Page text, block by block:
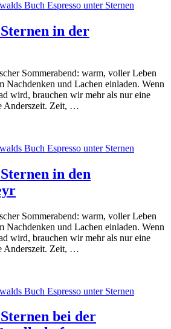
in der
Sommerabend: warm, voller Leben
Nachdenken und Lachen einladen. Wenn
wird, brauchen wir mehr als nur eine
Anderszeit. Zeit, …
in den
Sommerabend: warm, voller Leben
Nachdenken und Lachen einladen. Wenn
wird, brauchen wir mehr als nur eine
Anderszeit. Zeit, …
bei der